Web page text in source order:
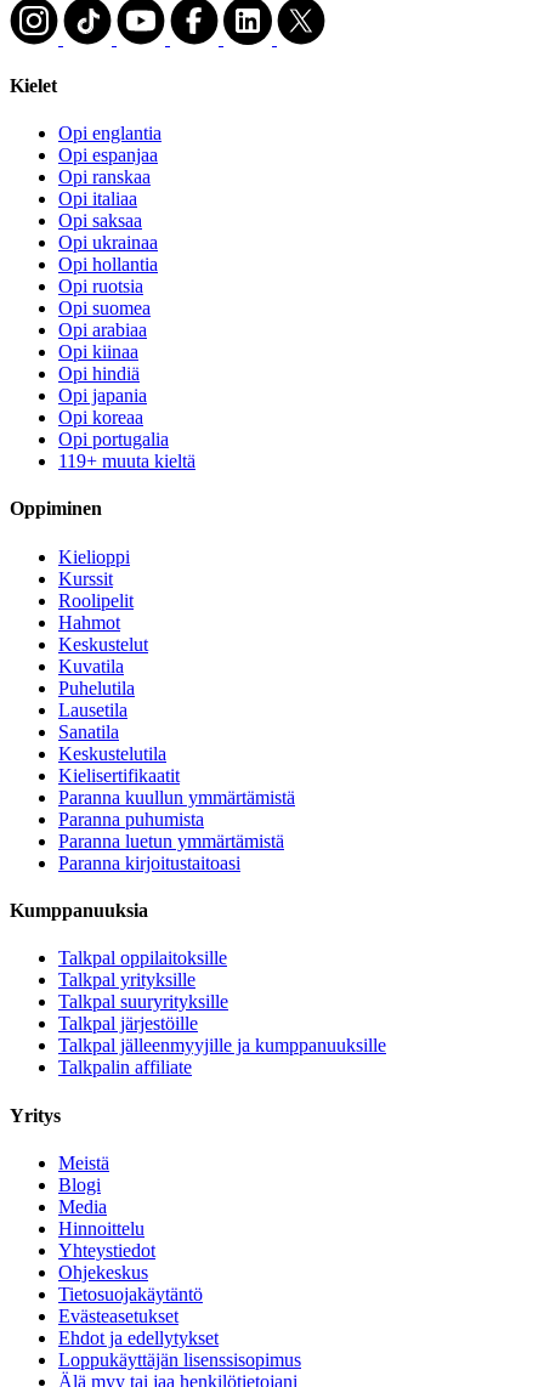
Kielet
Opi englantia
Opi espanjaa
Opi ranskaa
Opi italiaa
Opi saksaa
Opi ukrainaa
Opi hollantia
Opi ruotsia
Opi suomea
Opi arabiaa
Opi kiinaa
Opi hindiä
Opi japania
Opi koreaa
Opi portugalia
119+ muuta kieltä
Oppiminen
Kielioppi
Kurssit
Roolipelit
Hahmot
Keskustelut
Kuvatila
Puhelutila
Lausetila
Sanatila
Keskustelutila
Kielisertifikaatit
Paranna kuullun ymmärtämistä
Paranna puhumista
Paranna luetun ymmärtämistä
Paranna kirjoitustaitoasi
Kumppanuuksia
Talkpal oppilaitoksille
Talkpal yrityksille
Talkpal suuryrityksille
Talkpal järjestöille
Talkpal jälleenmyyjille ja kumppanuuksille
Talkpalin affiliate
Yritys
Meistä
Blogi
Media
Hinnoittelu
Yhteystiedot
Ohjekeskus
Tietosuojakäytäntö
Evästeasetukset
Ehdot ja edellytykset
Loppukäyttäjän lisenssisopimus
Älä myy tai jaa henkilötietojani